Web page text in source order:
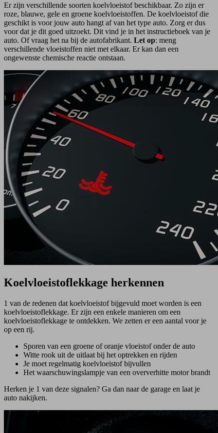
Er zijn verschillende soorten koelvloeistof beschikbaar. Zo zijn er
roze, blauwe, gele en groene koelvloeistoffen. De koelvloeistof die
geschikt is voor jouw auto hangt af van het type auto. Zorg er dus
voor dat je dit goed uitzoekt. Dit vind je in het instructieboek van je
auto. Of vraag het na bij de autofabrikant. Let op: meng
verschillende vloeistoffen niet met elkaar. Er kan dan een
ongewenste chemische reactie ontstaan.
Koelvloeistoflekkage herkennen
1 van de redenen dat koelvloeistof bijgevuld moet worden is een
koelvloeistoflekkage. Er zijn een enkele manieren om een
koelvloeistoflekkage te ontdekken. We zetten er een aantal voor je
op een rij.
Sporen van een groene of oranje vloeistof onder de auto
Witte rook uit de uitlaat bij het optrekken en rijden
Je moet regelmatig koelvloeistof bijvullen
Het waarschuwingslampje van een oververhitte motor brandt
Herken je 1 van deze signalen? Ga dan naar de garage en laat je
auto nakijken.